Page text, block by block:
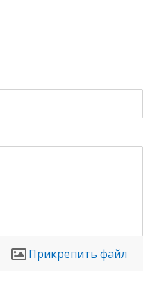
Прикрепить файл